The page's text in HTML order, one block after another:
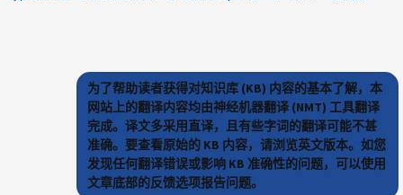
为了帮助读者获得对知识库 (KB) 内容的基本了解，本
网站上的翻译内容均由神经机器翻译 (NMT) 工具翻译
完成。译文多采用直译，且有些字词的翻译可能不甚
准确。要查看原始的 KB 内容，请浏览英文版本。如您
发现任何翻译错误或影响 KB 准确性的问题，可以使用
文章底部的反馈选项报告问题。